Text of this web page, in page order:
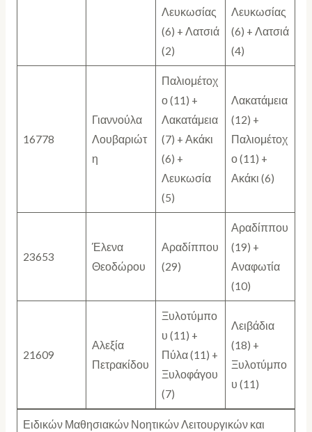
Λευκωσίας
(6) + Λατσιά
(2)
Λευκωσίας
(6) + Λατσιά
(4)
16778
Γιαννούλα
Λουβαριώτ
η
Παλιομέτοχ
ο (11) +
Λακατάμεια
(7) + Ακάκι
(6) +
Λευκωσία
(5)
Λακατάμεια
(12) +
Παλιομέτοχ
ο (11) +
Ακάκι (6)
23653
Έλενα
Θεοδώρου
Αραδίππου
(29)
Αραδίππου
(19) +
Αναφωτία
(10)
21609
Αλεξία
Πετρακίδου
Ξυλοτύμπο
υ (11) +
Πύλα (11) +
Ξυλοφάγου
(7)
Λειβάδια
(18) +
Ξυλοτύμπο
υ (11)
Ειδικών Μαθησιακών Νοητικών Λειτουργικών και